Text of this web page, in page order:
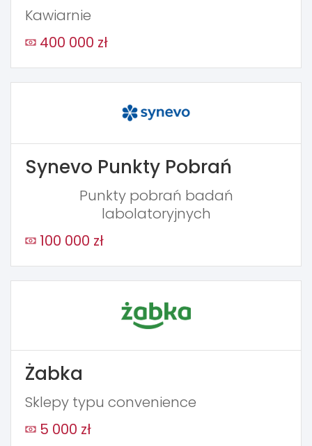
Kawiarnie
400 000 zł
Synevo Punkty Pobrań
Punkty pobrań badań
labolatoryjnych
100 000 zł
Żabka
Sklepy typu convenience
5 000 zł